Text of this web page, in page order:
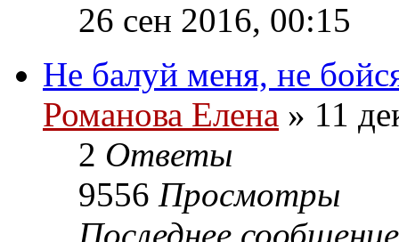
26 сен 2016, 00:15
Не балуй меня, не
Романова Елена » 11
2 Ответы
9556 Просмотры